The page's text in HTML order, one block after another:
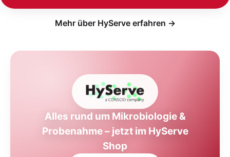
Mehr über HyServe erfahren →
Alles rund um Mikrobiologie &
Probenahme – jetzt im HyServe
Shop